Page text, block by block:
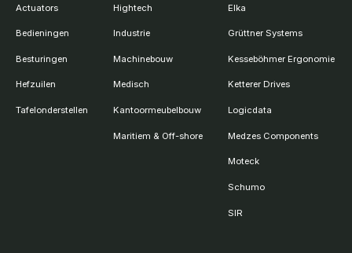
Actuators
Bedieningen
Besturingen
Hefzuilen
Tafelonderstellen
Hightech
Industrie
Machinebouw
Medisch
Kantoormeubelbouw
Maritiem & Off-shore
Elka
Grüttner Systems
Kesseböhmer Ergonomie
Ketterer Drives
Logicdata
Medzes Components
Moteck
Schumo
SIR